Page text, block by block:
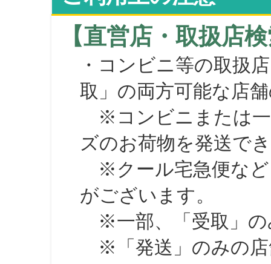
【直営店・取扱店
・コンビニ等の取扱
取」の両方可能な店
※コンビニまたは一
ズのお荷物を発送で
※クール宅急便など
がございます。
※一部、「受取」の
※「発送」のみの店